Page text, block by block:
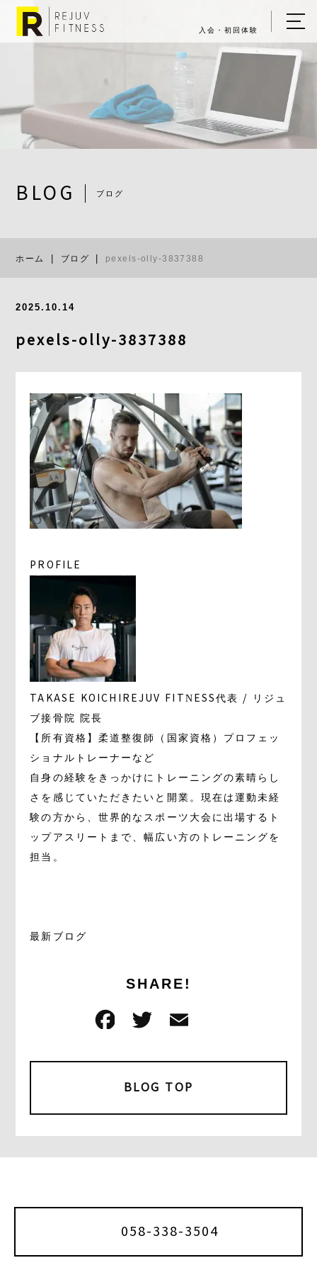
入会・初回体験
BLOG ブログ
ホーム ブログ pexels-olly-3837388
2025.10.14
pexels-olly-3837388
PROFILE
TAKASE KOICHI
REJUV FITNESS代表 / リジュ
ブ接骨院 院長
【所有資格】柔道整復師（国家資格）プロフェッ
ショナルトレーナーなど
自身の経験をきっかけにトレーニングの素晴らし
さを感じていただきたいと開業。現在は運動未経
験の方から、世界的なスポーツ大会に出場するト
ップアスリートまで、幅広い方のトレーニングを
担当。
最新ブログ
SHARE!
c
e
b
o
o
T
it
t
e
r
ai
BLOG TOP
058-338-3504
ホーム
キャンペーン情報
REJUV FITNESSについて
店舗一覧
よくあるご質問
求人情報
058-338-3504
入会・初回体験はこちら